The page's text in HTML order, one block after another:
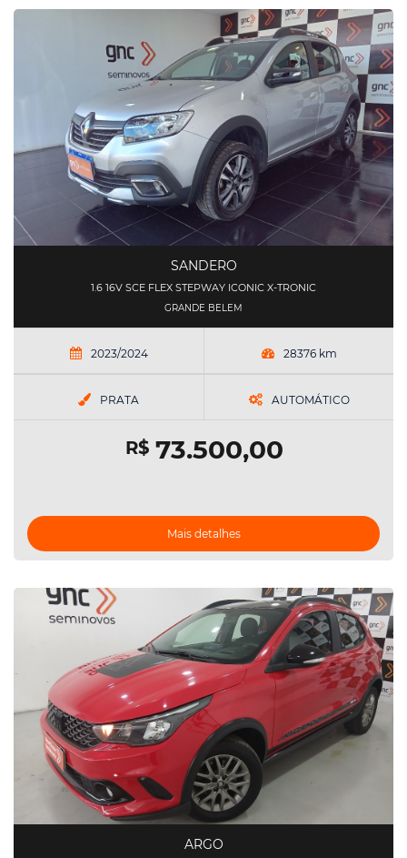
SANDERO
1.6 16V SCE FLEX STEPWAY ICONIC X-TRONIC
GRANDE BELEM
2023/2024 28376 km
PRATA AUTOMÁTICO
R$73.500,00
Mais detalhes
ARGO